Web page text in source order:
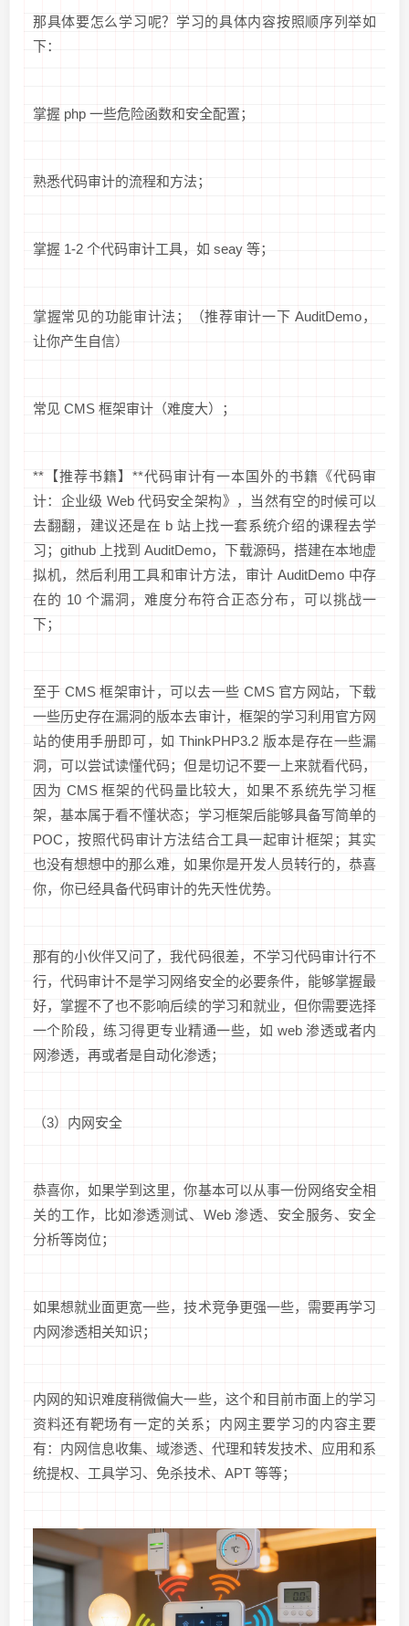
那具体要怎么学习呢？学习的具体内容按照顺序列举如
下：
掌握 php 一些危险函数和安全配置；
熟悉代码审计的流程和方法；
掌握 1-2 个代码审计工具，如 seay 等；
掌握常见的功能审计法；（推荐审计一下 AuditDemo，
让你产生自信）
常见 CMS 框架审计（难度大）；
**【推荐书籍】**代码审计有一本国外的书籍《代码审
计：企业级 Web 代码安全架构》，当然有空的时候可以
去翻翻，建议还是在 b 站上找一套系统介绍的课程去学
习；github 上找到 AuditDemo，下载源码，搭建在本地虚
拟机，然后利用工具和审计方法，审计 AuditDemo 中存
在的 10 个漏洞，难度分布符合正态分布，可以挑战一
下；
至于 CMS 框架审计，可以去一些 CMS 官方网站，下载
一些历史存在漏洞的版本去审计，框架的学习利用官方网
站的使用手册即可，如 ThinkPHP3.2 版本是存在一些漏
洞，可以尝试读懂代码；但是切记不要一上来就看代码，
因为 CMS 框架的代码量比较大，如果不系统先学习框
架，基本属于看不懂状态；学习框架后能够具备写简单的
POC，按照代码审计方法结合工具一起审计框架；其实
也没有想想中的那么难，如果你是开发人员转行的，恭喜
你，你已经具备代码审计的先天性优势。
那有的小伙伴又问了，我代码很差，不学习代码审计行不
行，代码审计不是学习网络安全的必要条件，能够掌握最
好，掌握不了也不影响后续的学习和就业，但你需要选择
一个阶段，练习得更专业精通一些，如 web 渗透或者内
网渗透，再或者是自动化渗透；
（3）内网安全
恭喜你，如果学到这里，你基本可以从事一份网络安全相
关的工作，比如渗透测试、Web 渗透、安全服务、安全
分析等岗位；
如果想就业面更宽一些，技术竞争更强一些，需要再学习
内网渗透相关知识；
内网的知识难度稍微偏大一些，这个和目前市面上的学习
资料还有靶场有一定的关系；内网主要学习的内容主要
有：内网信息收集、域渗透、代理和转发技术、应用和系
统提权、工具学习、免杀技术、APT 等等；